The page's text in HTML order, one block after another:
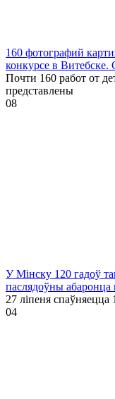
160 фотографий
конкурсе в
Почти 160 работ от
представлены
08
У Мінску 120 гадоў
паслядоўны абаронца
27 ліпеня
04